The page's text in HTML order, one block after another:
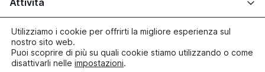
Attività
Altre info
Utilizziamo i cookie per offrirti la migliore esperienza sul
nostro sito web.
Puoi scoprire di più su quali cookie stiamo utilizzando o come
disattivarli nelle impostazioni.